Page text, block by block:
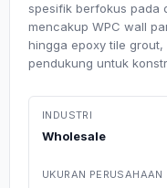
spesifik berfokus pada
mencakup WPC wall
hingga epoxy tile
pendukung untuk
INDUSTRI
Wholesale
UKURAN PERUSAHAAN